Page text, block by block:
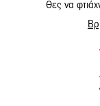
Θες να